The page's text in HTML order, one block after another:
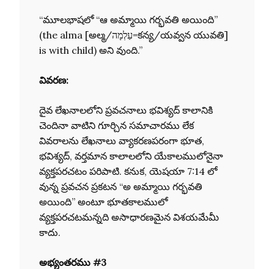
“మూలభాషలో “ఆ అమ్మాయి గర్భవతి అయింది”
(the alma [అల్మ/עַלְמָה=కన్య/యవ్వన యువతి]
is with child) అని వుంది.”
వివరణ:
దైవ లేఖనాలలోని ప్రవచనాలు భవిశ్యద్ కాలానికి
చెందినా వాటిని గూర్చిన సమాచారము లేక
వివరాలను లేఖనాలు వ్యాకరణపరంగా భూత,
భవిశ్యద్, వర్తమాన కాలాలలోని యేకాలములోనైనా
వ్యక్తపరచటం పరిపాటి. కనుక, యెషయా 7:14 లో
వున్న ప్రవచన ప్రకటన “అ అమ్మాయి గర్భవతి
అయింది” అంటూ భూతకాలములో
వ్యక్తపరచటమన్నది అసాధారణమైన విశయమేమీ
కాదు.
అభ్యంతరము #3